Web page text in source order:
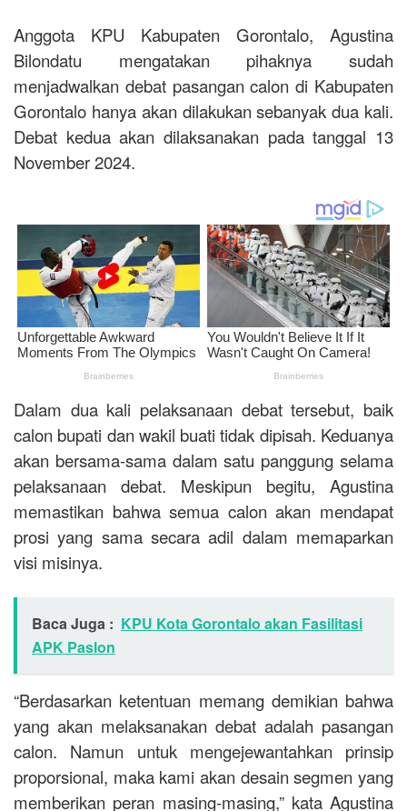
Anggota KPU Kabupaten Gorontalo, Agustina
Bilondatu mengatakan pihaknya sudah
menjadwalkan debat pasangan calon di Kabupaten
Gorontalo hanya akan dilakukan sebanyak dua kali.
Debat kedua akan dilaksanakan pada tanggal 13
November 2024.
Dalam dua kali pelaksanaan debat tersebut, baik
calon bupati dan wakil buati tidak dipisah. Keduanya
akan bersama-sama dalam satu panggung selama
pelaksanaan debat. Meskipun begitu, Agustina
memastikan bahwa semua calon akan mendapat
prosi yang sama secara adil dalam memaparkan
visi misinya.
Baca Juga : KPU Kota Gorontalo akan Fasilitasi
APK Paslon
“Berdasarkan ketentuan memang demikian bahwa
yang akan melaksanakan debat adalah pasangan
calon. Namun untuk mengejewantahkan prinsip
proporsional, maka kami akan desain segmen yang
memberikan peran masing-masing,” kata Agustina